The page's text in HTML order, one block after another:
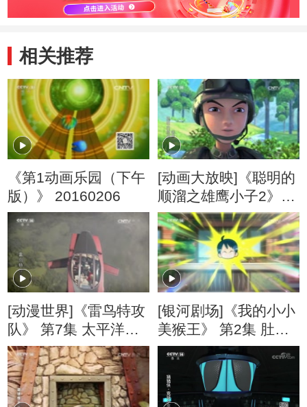
相关推荐
《第1动画乐园（下午
版）》 20160206
[动画大放映]《聪明的
顺溜之雄鹰小子2》
第23集 高参谋乱点兵
[动漫世界]《雷鸟特攻
队》 第7集 太平洋火
山带（下）
[银河剧场]《我的小小
美猴王》 第2集 肚子
里的秘密